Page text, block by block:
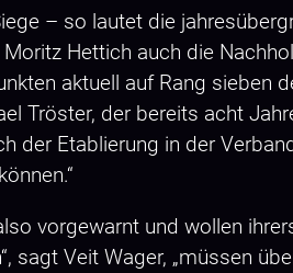
– so lautet die
Hettich auch die
aktuell auf Rang sieben
Tröster, der bereits acht
der Etablierung in der
vorgewarnt und wollen
sagt Veit Wager, „müssen